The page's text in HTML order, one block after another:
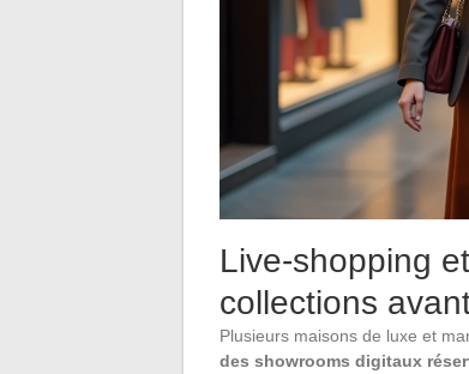
Live-shopping
collections
Plusieurs maisons de luxe et
des showrooms digitaux